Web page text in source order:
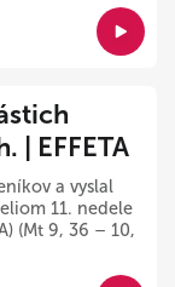
| EFFETA
a vyslal
11. nedele
(Mt 9, 36 – 10,